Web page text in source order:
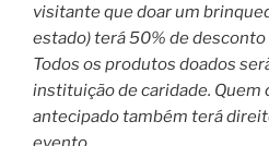
visitante que doar um
estado) terá 50% de
Todos os produtos doados
instituição de caridade. Quem
antecipado também terá